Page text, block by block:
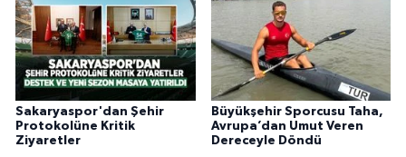
Sakaryaspor'dan Şehir
Protokolüne Kritik
Ziyaretler
Büyükşehir Sporcusu Taha,
Avrupa’dan Umut Veren
Dereceyle Döndü